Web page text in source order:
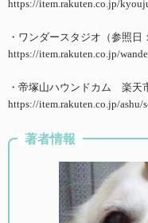
https://item.rakuten.co.jp/
・ワンダースタジオ（参照日
https://item.rakuten.co.jp/
・帝塚山ハウンドカム 楽天
https://item.rakuten.co.jp/ashu/
著者情報